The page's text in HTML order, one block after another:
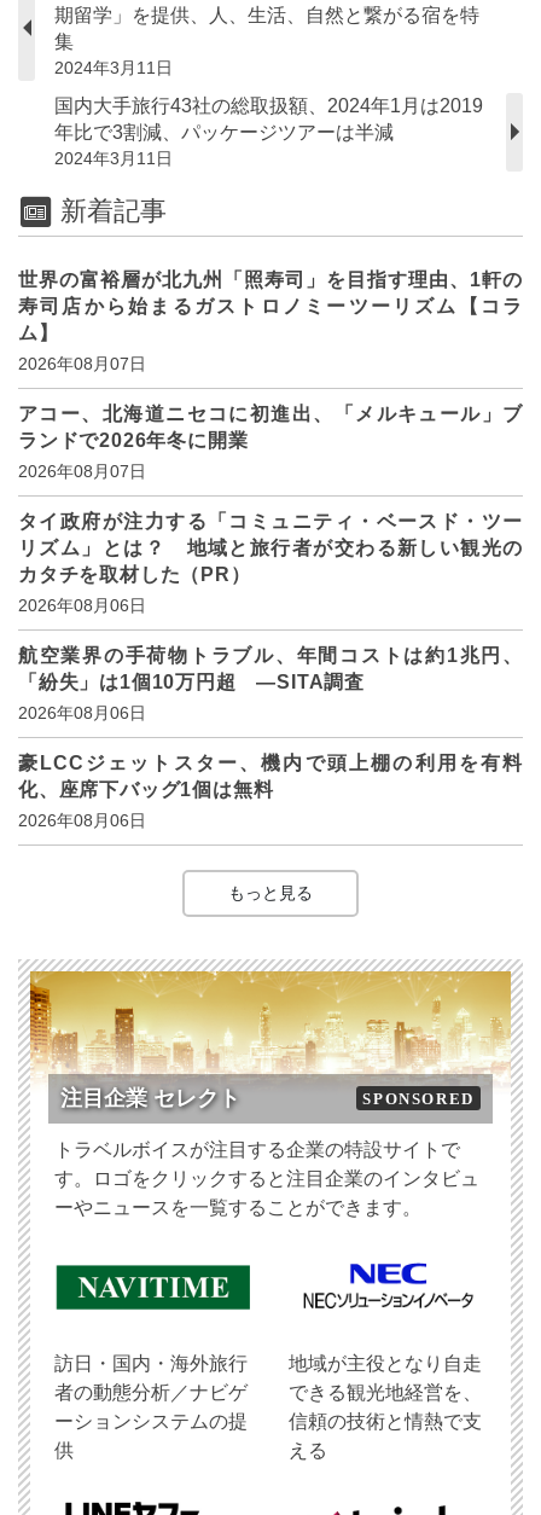
期留学」を提供、人、生活、自然と繋がる宿を特
集
2024年3月11日
国内大手旅行43社の総取扱額、2024年1月は2019
年比で3割減、パッケージツアーは半減
2024年3月11日
新着記事
世界の富裕層が北九州「照寿司」を目指す理由、1軒の
寿司店から始まるガストロノミーツーリズム【コラ
ム】
2026年08月07日
アコー、北海道ニセコに初進出、「メルキュール」ブ
ランドで2026年冬に開業
2026年08月07日
タイ政府が注力する「コミュニティ・ベースド・ツー
リズム」とは？ 地域と旅行者が交わる新しい観光の
カタチを取材した（PR）
2026年08月06日
航空業界の手荷物トラブル、年間コストは約1兆円、
「紛失」は1個10万円超 ―SITA調査
2026年08月06日
豪LCCジェットスター、機内で頭上棚の利用を有料
化、座席下バッグ1個は無料
2026年08月06日
もっと見る
注目企業 セレクト SPONSORED
トラベルボイスが注目する企業の特設サイトで
す。ロゴをクリックすると注目企業のインタビュ
ーやニュースを一覧することができます。
訪日・国内・海外旅行
者の動態分析／ナビゲ
ーションシステムの提
供
地域が主役となり自走
できる観光地経営を、
信頼の技術と情熱で支
える